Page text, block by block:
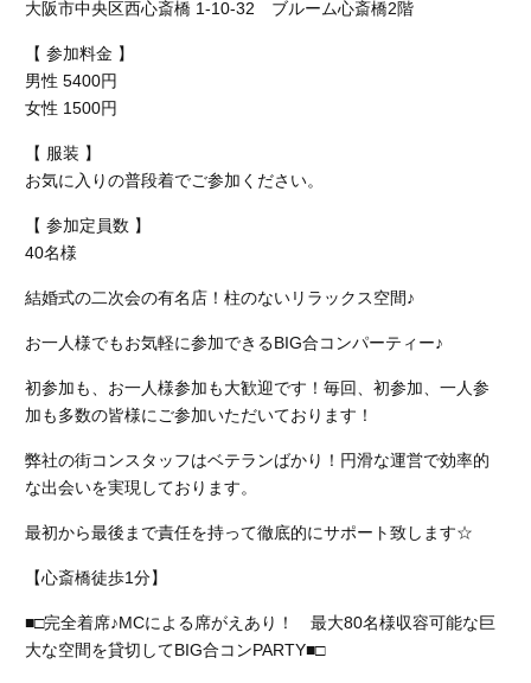
大阪市中央区西心斎橋 1-10-32 ブルーム心斎橋2階
【 参加料金 】
男性 5400円
女性 1500円
【 服装 】
お気に入りの普段着でご参加ください。
【 参加定員数 】
40名様
結婚式の二次会の有名店！柱のないリラックス空間♪
お一人様でもお気軽に参加できるBIG合コンパーティー♪
初参加も、お一人様参加も大歓迎です！毎回、初参加、一人参
加も多数の皆様にご参加いただいております！
弊社の街コンスタッフはベテランばかり！円滑な運営で効率的
な出会いを実現しております。
最初から最後まで責任を持って徹底的にサポート致します☆
【心斎橋徒歩1分】
■□完全着席♪MCによる席がえあり！ 最大80名様収容可能な巨
大な空間を貸切してBIG合コンPARTY■□